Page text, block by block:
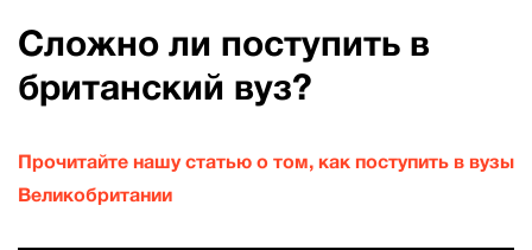
Сложно ли поступить в
британский вуз?
Прочитайте нашу статью о том, как поступить в вузы
Великобритании